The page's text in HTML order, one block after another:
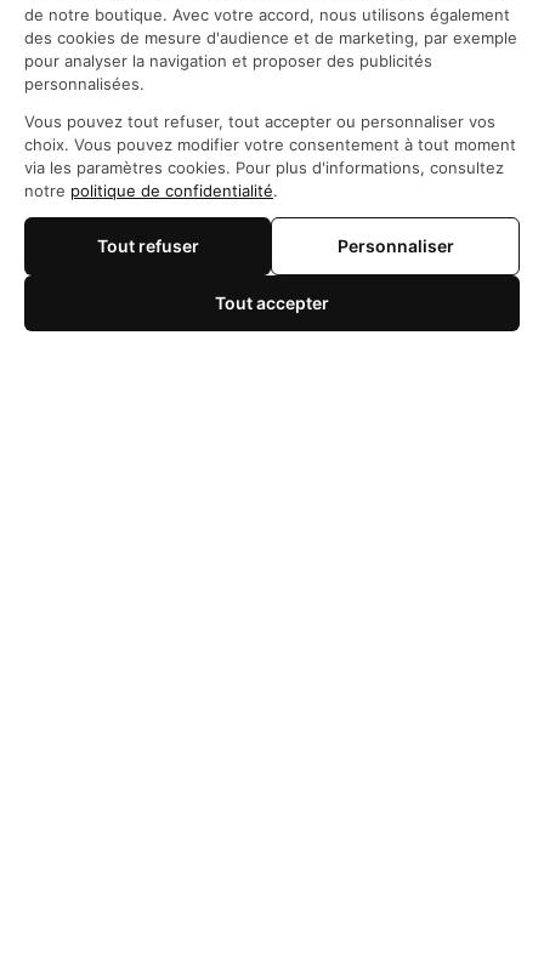
Siège social: 21 Rue des Filles du Calvaire, 75003
Paris, France
WhatsApp: https://wa.me/+84966206648
support@maisonotaku.com
de notre boutique. Avec votre accord, nous utilisons également
des cookies de mesure d'audience et de marketing, par exemple
pour analyser la navigation et proposer des publicités
personnalisées.
Vous pouvez tout refuser, tout accepter ou personnaliser vos
choix. Vous pouvez modifier votre consentement à tout moment
via les paramètres cookies. Pour plus d'informations, consultez
notre politique de confidentialité.
Tout refuser Personnaliser
Tout accepter